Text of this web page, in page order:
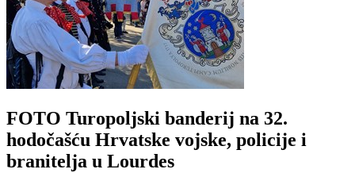
FOTO Turopoljski banderij na 32.
hodočašću Hrvatske vojske, policije i
branitelja u Lourdes